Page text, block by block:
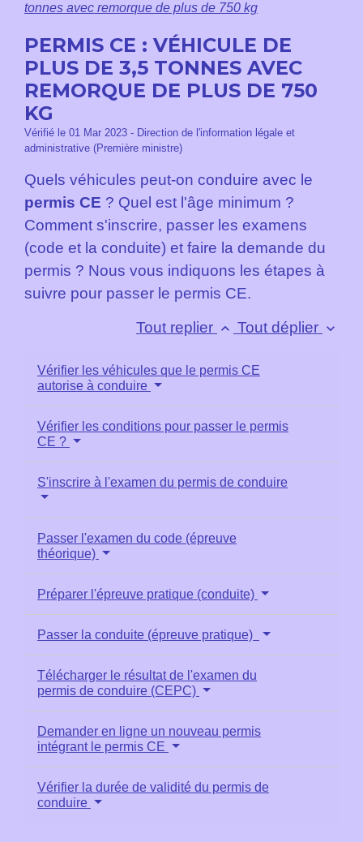
tonnes avec remorque de plus de 750 kg
PERMIS CE : VÉHICULE DE
PLUS DE 3,5 TONNES AVEC
REMORQUE DE PLUS DE 750
KG
Vérifié le 01 Mar 2023 - Direction de l'information légale et
administrative (Première ministre)
Quels véhicules peut-on conduire avec le
permis CE ? Quel est l'âge minimum ?
Comment s'inscrire, passer les examens
(code et la conduite) et faire la demande du
permis ? Nous vous indiquons les étapes à
suivre pour passer le permis CE.
Tout replier keyboard_arrow_up Tout déplier keyboard_arrow_down
Vérifier les véhicules que le permis CE
autorise à conduire
Vérifier les conditions pour passer le permis
CE ?
S'inscrire à l'examen du permis de conduire
Passer l'examen du code (épreuve
théorique)
Préparer l'épreuve pratique (conduite)
Passer la conduite (épreuve pratique)
Télécharger le résultat de l'examen du
permis de conduire (CEPC)
Demander en ligne un nouveau permis
intégrant le permis CE
Vérifier la durée de validité du permis de
conduire